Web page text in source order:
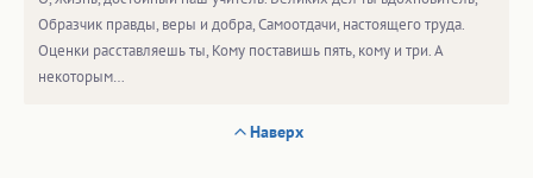
Образчик правды, веры и добра, Самоотдачи, настоящего труда.
Оценки расставляешь ты, Кому поставишь пять, кому и три. А
некоторым…
Наверх